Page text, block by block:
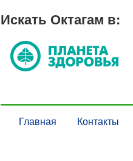
Искать Октагам в:
Главная Контакты